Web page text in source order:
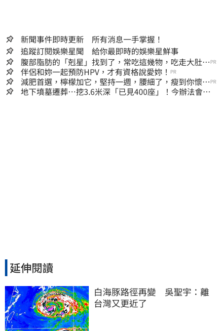
新聞事件即時更新 所有消息一手掌握！
追蹤訂閱娛樂星聞 給你最即時的娛樂星鮮事
腹部脂肪的「剋星」找到了，常吃這幾物，吃走大肚
囊，瘦出小蠻腰
PR
伴侶和妳一起預防HPV，才有資格說愛妳！ PR
減肥首選，檸檬加它，堅持一週，腰細了，瘦到你懷疑
人生
PR
地下墳墓遷葬…挖3.6米深「已見400座」！今辦法會安
延伸閱讀
白海豚路徑再變　吳聖宇：離
台灣又更近了